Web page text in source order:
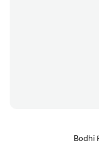
Bodhi